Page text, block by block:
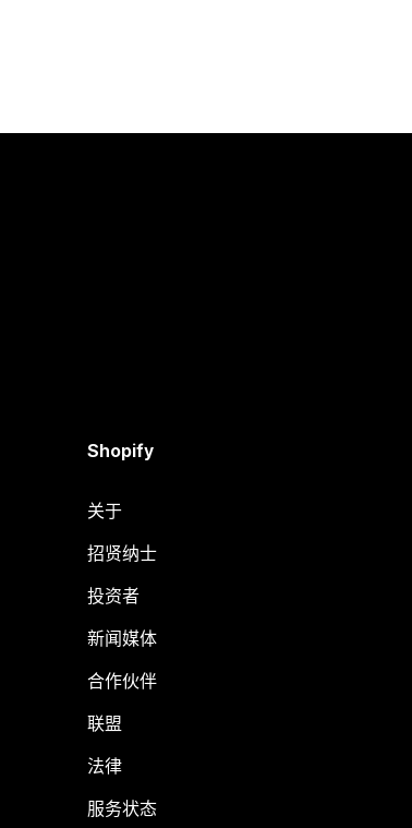
Shopify
关于
招贤纳士
投资者
新闻媒体
合作伙伴
联盟
法律
服务状态